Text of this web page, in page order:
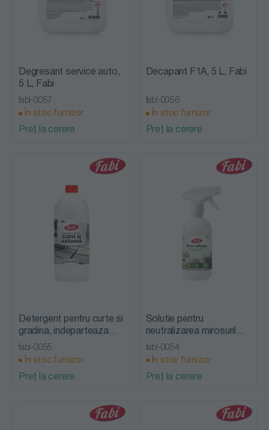
Degresant service auto,
5 L, Fabi
fabi-0057
În stoc furnizor
Preț la cerere
Decapant F1A, 5 L, Fabi
fabi-0056
În stoc furnizor
Preț la cerere
Detergent pentru curte si
gradina, indeparteaza
lichenii si algele, Fabi
fabi-0055
În stoc furnizor
Preț la cerere
Solutie pentru
neutralizarea mirosurilor,
NeutroMagic, Fabi
fabi-0054
În stoc furnizor
Preț la cerere